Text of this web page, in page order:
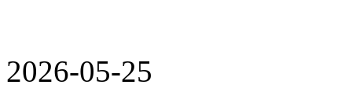
2026-05-25